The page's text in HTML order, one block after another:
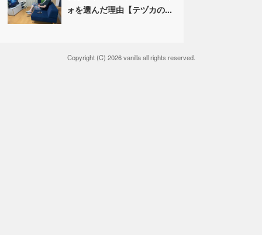
ォを選んだ理由【テヅカの...
Copyright (C) 2026 vanilla all rights reserved.